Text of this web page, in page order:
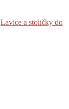
Lavice a stoličky do